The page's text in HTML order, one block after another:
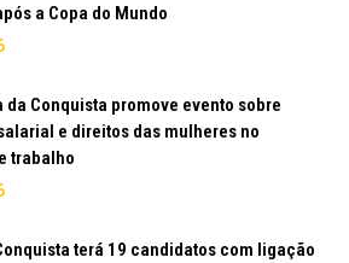
a Copa do Mundo
da Conquista promove evento sobre
e direitos das mulheres no
trabalho
terá 19 candidatos com ligação